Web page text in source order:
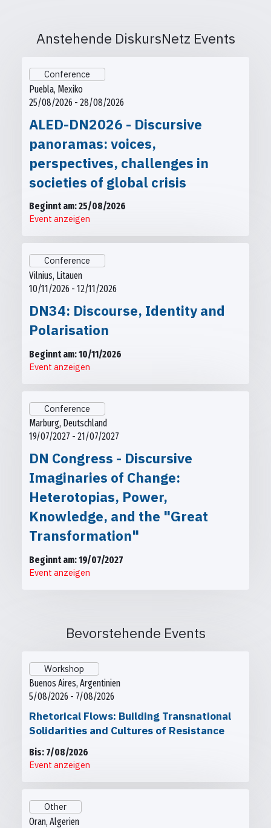
Anstehende DiskursNetz Events
Conference
Puebla, Mexiko
25/08/2026 - 28/08/2026
ALED-DN2026 - Discursive
panoramas: voices,
perspectives, challenges in
societies of global crisis
Beginnt am: 25/08/2026
Event anzeigen
Conference
Vilnius, Litauen
10/11/2026 - 12/11/2026
DN34: Discourse, Identity and
Polarisation
Beginnt am: 10/11/2026
Event anzeigen
Conference
Marburg, Deutschland
19/07/2027 - 21/07/2027
DN Congress - Discursive
Imaginaries of Change:
Heterotopias, Power,
Knowledge, and the "Great
Transformation"
Beginnt am: 19/07/2027
Event anzeigen
Bevorstehende Events
Workshop
Buenos Aires, Argentinien
5/08/2026 - 7/08/2026
Rhetorical Flows: Building Transnational
Solidarities and Cultures of Resistance
Bis: 7/08/2026
Event anzeigen
Other
Oran, Algerien